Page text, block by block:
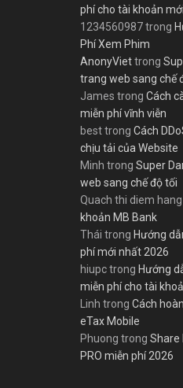
phí cho tài khoản mới
1234560987trong
Phí Xem Phim
AnonyViettrong
trang web sang chế
James trong Cách
miễn phí vĩnh viễn
besttrong Cách
chịu tải của Website
Minh trong Super
web sang chế độ tối
Quach thi diem hang
khoản MB Bank
Thái trong Hướng
phí mới nhất 2026
hiupctrong Hướng
miễn phí cho tài
Linh trong Cách
eTax Mobile
Phuong trong Share
PRO miễn phí 2026